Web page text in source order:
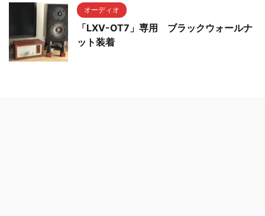
オーディオ
「LXV-OT7」専用 ブラックウォールナ
ット装着